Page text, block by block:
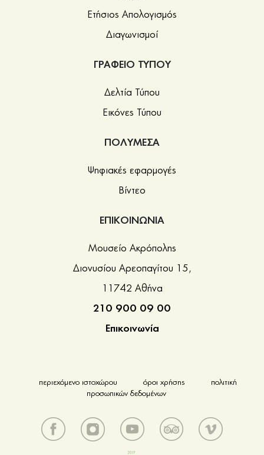
Ετήσιος Απολογισμός
Διαγωνισμοί
ΓΡΑΦΕΙΟ ΤΥΠΟΥ
Δελτία Τύπου
Εικόνες Τύπου
ΠΟΛΥΜΕΣΑ
Ψηφιακές εφαρμογές
Βίντεο
ΕΠΙΚΟΙΝΩΝΙΑ
Μουσείο Ακρόπολης
Διονυσίου Αρεοπαγίτου 15,
11742 Αθήνα
210 900 09 00
Επικοινωνία
περιεχόμενο ιστοχώρου όροι χρήσης
πολιτική
προσωπικών δεδομένων